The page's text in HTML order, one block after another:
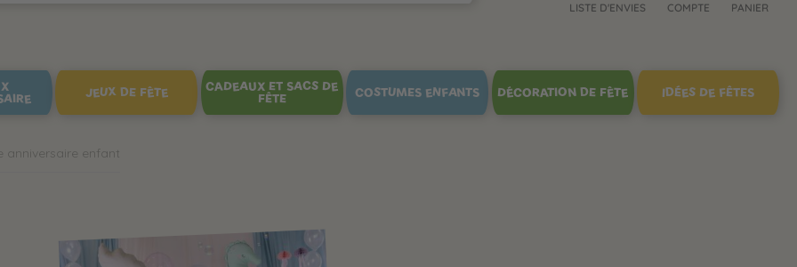
LISTE D'ENVIES COMPTE PANIER
JEUX DE FÊTE
CADEAUX ET SACS DE
FÊTE
COSTUMES ENFANTS DÉCORATION DE FÊTE IDÉES DE FÊTES
anniversaire enfant